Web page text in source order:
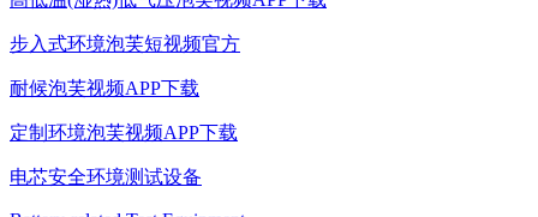
步入式环境泡芙短视频官方
耐候泡芙视频APP下载
定制环境泡芙视频APP下载
电芯安全环境测试设备